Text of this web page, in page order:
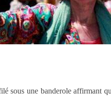
sous une banderole affirmant